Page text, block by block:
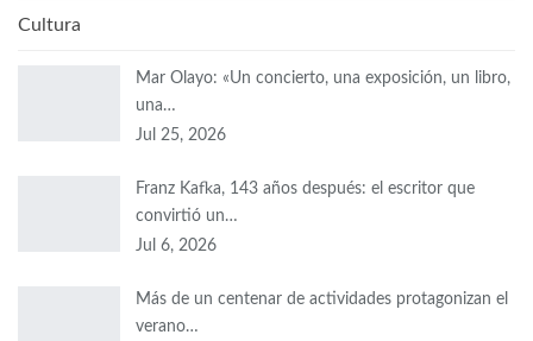
Cultura
Mar Olayo: «Un concierto, una exposición, un libro,
una…
Jul 25, 2026
Franz Kafka, 143 años después: el escritor que
convirtió un…
Jul 6, 2026
Más de un centenar de actividades protagonizan el
verano…